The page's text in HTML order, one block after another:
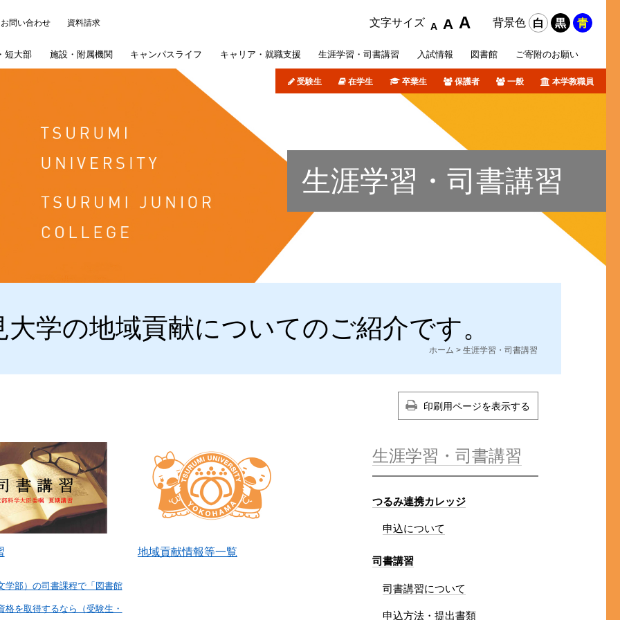
お問い合わせ 資料請求 文字サイズ A A A 背景色 白 黒 青
短大部 施設・ 附属機関 キャンパス ライフ キャリア・ 就職支援 生涯学習・司書講習 入試情報 図書館 ご寄附のお願い
産学連携・研究シーズ 個人情報について
奨学金 障がい学生支援
採用ご担当者様へ
文学部入試概要 短期大学部入試概要
専攻科入試概要 TSURUMI CHANNEL
募集要項 インターネット出願 公式SNS
学認サービス 図書館オリジナルホームページ
受験生 在学生 卒業生 保護者 一般 本学教職員
生涯学習・司書講習
学の地域貢献についてのご紹介です。
ホーム > 生涯学習・司書講習
印刷用ページを表示する
学部）の司書課程で「図書館
格を取得するなら（受験生・
地域貢献情報等一覧
生涯学習・司書講習
つるみ連携カレッジ
申込について
司書講習
司書講習について
申込方法・提出書類